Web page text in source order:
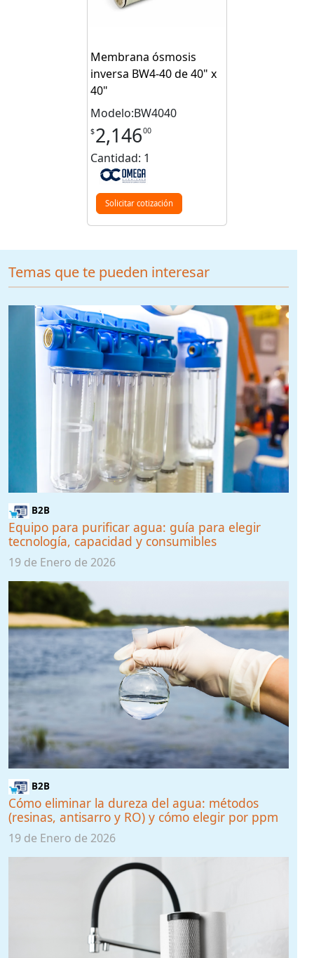
Membrana ósmosis
inversa BW4-40 de 40" x
40"
Modelo:BW4040
$2,14600
Cantidad: 1
Solicitar cotización
Temas que te pueden interesar
B2B
Equipo para purificar agua: guía para elegir
tecnología, capacidad y consumibles
19 de Enero de 2026
B2B
Cómo eliminar la dureza del agua: métodos
(resinas, antisarro y RO) y cómo elegir por ppm
19 de Enero de 2026